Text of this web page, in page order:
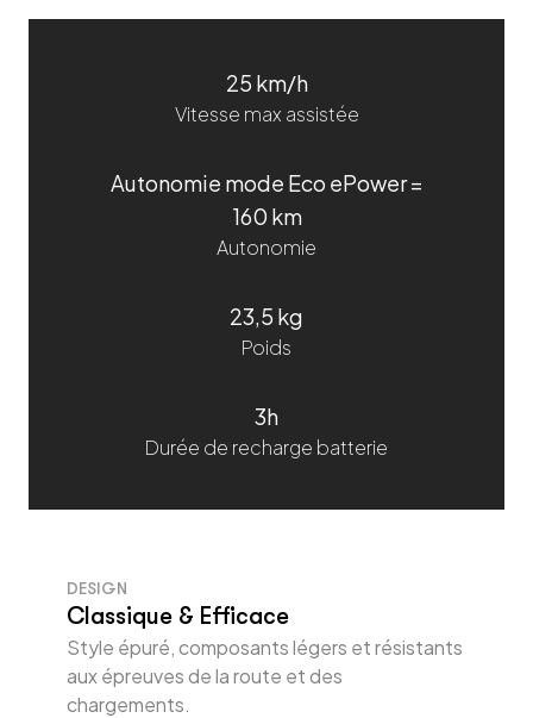
25 km/h
Vitesse max assistée
Autonomie mode Eco ePower =
160 km
Autonomie
23,5 kg
Poids
3h
Durée de recharge batterie
DESIGN
Classique & Efficace
Style épuré, composants légers et résistants
aux épreuves de la route et des
chargements.